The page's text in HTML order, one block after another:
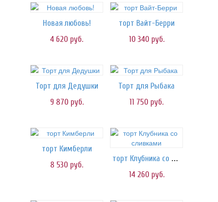
Новая любовь!
4 620 руб.
торт Вайт-Берри
10 340 руб.
Торт для Дедушки
9 870 руб.
Торт для Рыбака
11 750 руб.
торт Кимберли
8 530 руб.
торт Клубника со сливками
14 260 руб.